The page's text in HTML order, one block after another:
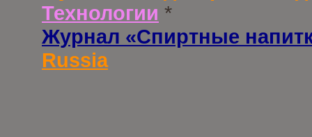
Технологии *
Журнал «Спиртные
Russia